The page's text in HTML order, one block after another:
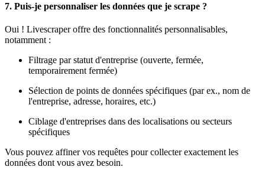
7. Puis-je personnaliser les données que je scrape ?
Oui ! Livescraper offre des fonctionnalités personnalisables,
notamment :
Filtrage par statut d'entreprise (ouverte, fermée,
temporairement fermée)
Sélection de points de données spécifiques (par ex., nom de
l'entreprise, adresse, horaires, etc.)
Ciblage d'entreprises dans des localisations ou secteurs
spécifiques
Vous pouvez affiner vos requêtes pour collecter exactement les
données dont vous avez besoin.